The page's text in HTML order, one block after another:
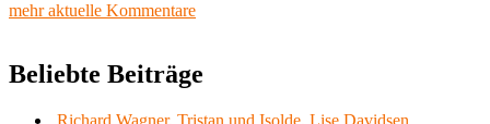
mehr aktuelle Kommentare
Beliebte Beiträge
Richard Wagner, Tristan und Isolde, Lise Davidsen